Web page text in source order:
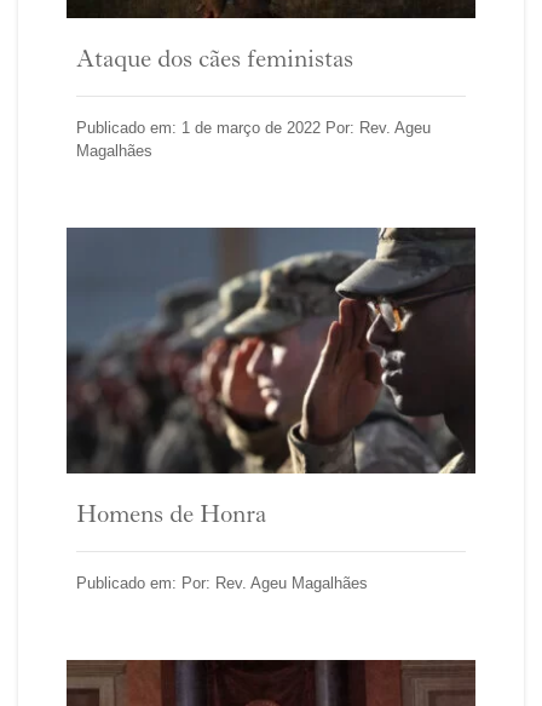
Ataque dos cães feministas
Publicado em: 1 de março de 2022 Por: Rev. Ageu
Magalhães
Homens de Honra
Publicado em: Por: Rev. Ageu Magalhães